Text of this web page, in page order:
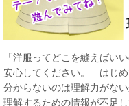
「洋服ってどこを縫えばい
安心してください。 はじめ
分からないのは理解力がな
理解するための情報が不足